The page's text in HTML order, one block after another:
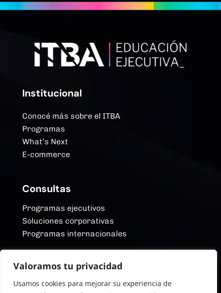
Valoramos tu privacidad
Usamos cookies para mejorar su experiencia de
Institucional
Conocé más sobre el ITBA
Programas
What’s Next
E-commerce
Consultas
Programas ejecutivos
Soluciones corporativas
Programas internacionales
Redes Sociales
YouTube